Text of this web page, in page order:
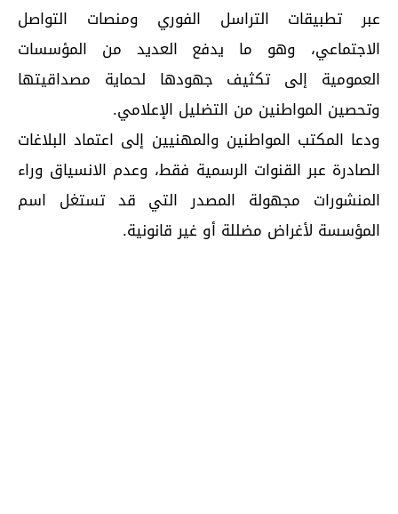
عبر تطبيقات التراسل الفوري ومنصات التواصل
الاجتماعي، وهو ما يدفع العديد من المؤسسات
العمومية إلى تكثيف جهودها لحماية مصداقيتها
وتحصين المواطنين من التضليل الإعلامي.
ودعا المكتب المواطنين والمهنيين إلى اعتماد البلاغات
الصادرة عبر القنوات الرسمية فقط، وعدم الانسياق وراء
المنشورات مجهولة المصدر التي قد تستغل اسم
المؤسسة لأغراض مضللة أو غير قانونية.